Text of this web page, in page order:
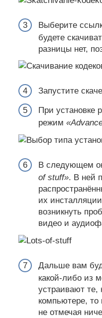
Выберите
будете
разницы нет,
Запустите
При установке
режим
В следующем
of stuff». В ней
их
возникнуть
видео и
Дальше вам
какой-либо из
устраивают те,
компьютере, то
не отмечая